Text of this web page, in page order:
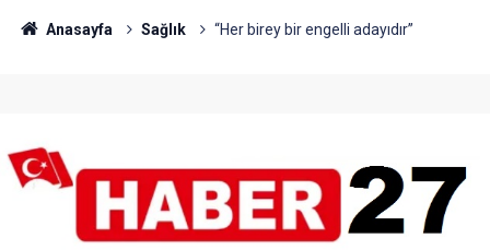
Anasayfa Sağlık “Her birey bir engelli adayıdır”